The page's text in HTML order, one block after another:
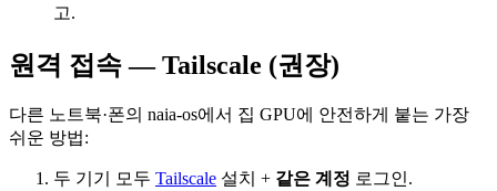
고.
원격 접속 — Tailscale (권장)
다른 노트북·폰의 naia-os에서 집 GPU에 안전하게 붙는 가장
쉬운 방법:
두 기기 모두 Tailscale 설치 + 같은 계정 로그인.